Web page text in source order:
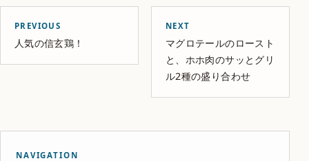
PREVIOUS
人気の信玄鶏！
NEXT
マグロテールのロースト
と、ホホ肉のサッとグリ
ル2種の盛り合わせ
NAVIGATION